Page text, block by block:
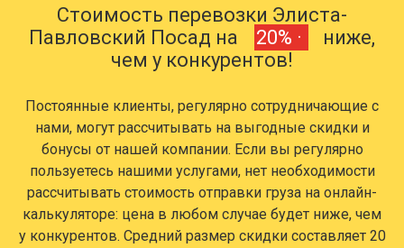
Стоимость перевозки Элиста-
Павловский Посад на
20% ·
ниже,
чем у конкурентов!
Постоянные клиенты, регулярно сотрудничающие с
нами, могут рассчитывать на выгодные скидки и
бонусы от нашей компании. Если вы регулярно
пользуетесь нашими услугами, нет необходимости
рассчитывать стоимость отправки груза на онлайн-
калькуляторе: цена в любом случае будет ниже, чем
у конкурентов. Средний размер скидки составляет 20